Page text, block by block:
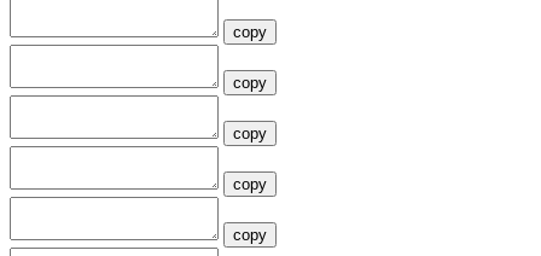
copy
copy
copy
copy
copy